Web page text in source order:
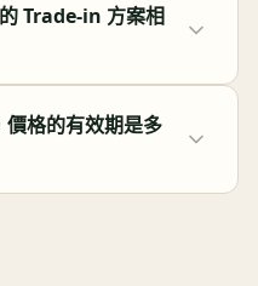
Trade-in 方案相
格的有效期是多